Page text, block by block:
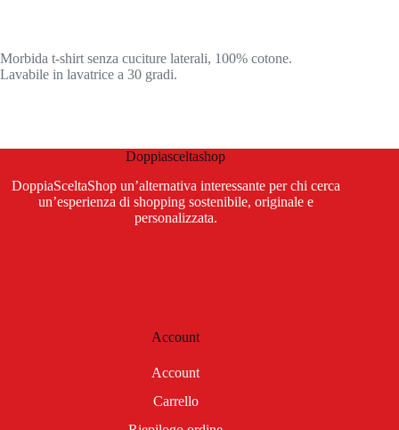
Morbida t-shirt senza cuciture laterali, 100% cotone.
Lavabile in lavatrice a 30 gradi.
Doppiasceltashop
DoppiaSceltaShop un’alternativa interessante per chi cerca
un’esperienza di shopping sostenibile, originale e
personalizzata.
Account
Account
Carrello